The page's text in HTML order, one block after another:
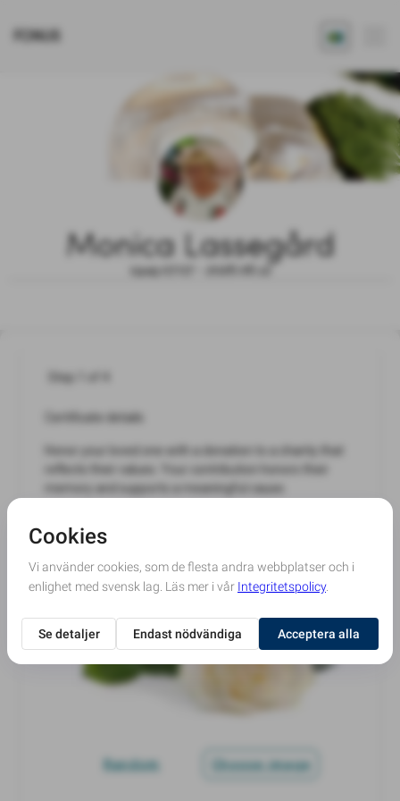
FONUS
Monica Lassegård
1949.07.07 - 2026.06.12